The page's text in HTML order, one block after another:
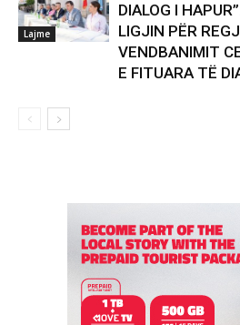
Lajme
DIALOG I
LIGJIN PËR
VENDBANIMIT
E FITUARA TË